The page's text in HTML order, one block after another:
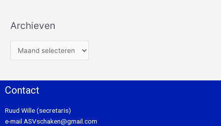
Archieven
Contact
Ruud Wille (secretaris)
e-mail ASVschaken@gmail.com